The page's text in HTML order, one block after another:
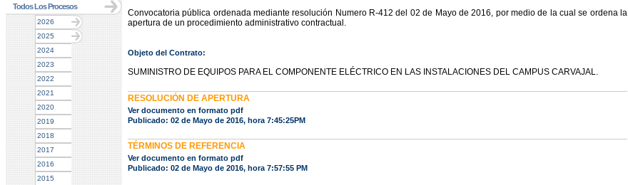
Todos Los Procesos
2026
2025
2024
2023
2022
2021
2020
2019
2018
2017
2016
2015
Convocatoria pública ordenada mediante resolución Numero R-412 del 02 de Mayo de 2016, por medio de la cual se ordena la
apertura de un procedimiento administrativo contractual.
Objeto del Contrato:
SUMINISTRO DE EQUIPOS PARA EL COMPONENTE ELÉCTRICO EN LAS INSTALACIONES DEL CAMPUS CARVAJAL.
RESOLUCIÓN DE APERTURA
Ver documento en formato pdf
Publicado: 02 de Mayo de 2016, hora 7:45:25PM
TÉRMINOS DE REFERENCIA
Ver documento en formato pdf
Publicado: 02 de Mayo de 2016, hora 7:57:55 PM